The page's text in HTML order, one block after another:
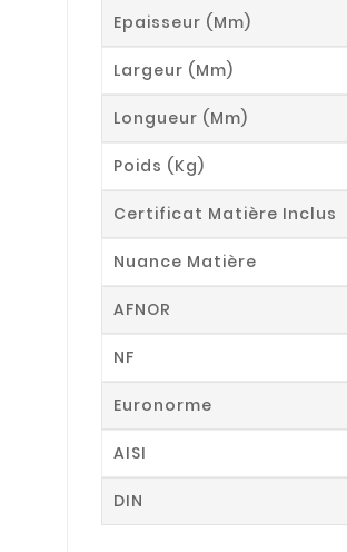
Epaisseur (mm)
Largeur (mm)
Longueur (mm)
Poids (kg)
Certificat Matière Inclus
Nuance Matière
AFNOR
NF
Euronorme
AISI
DIN